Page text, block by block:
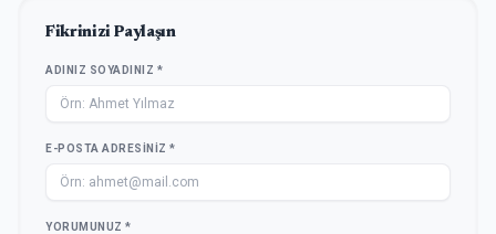
Fikrinizi Paylaşın
ADINIZ SOYADINIZ *
E-POSTA ADRESINIZ *
YORUMUNUZ *